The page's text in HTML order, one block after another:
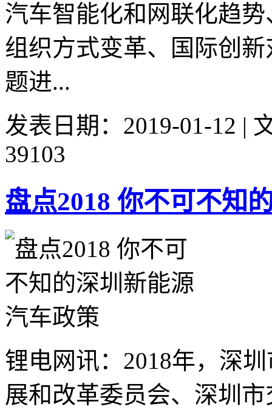
汽车智能化和网联化趋
组织方式变革、国际创
题进...
发表日期：2019-01-12 |
39103
盘点2018 你不可不知
锂电网讯：2018年，深
展和改革委员会、深圳